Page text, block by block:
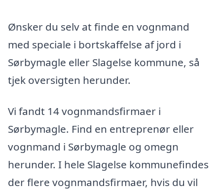
Ønsker du selv at finde en vognmand
med speciale i bortskaffelse af jord i
Sørbymagle eller Slagelse kommune, så
tjek oversigten herunder.
Vi fandt 14 vognmandsfirmaer i
Sørbymagle. Find en entreprenør eller
vognmand i Sørbymagle og omegn
herunder. I hele Slagelse kommunefindes
der flere vognmandsfirmaer, hvis du vil